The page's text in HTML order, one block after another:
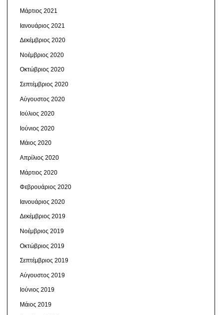
Μάρτιος 2021
Ιανουάριος 2021
Δεκέμβριος 2020
Νοέμβριος 2020
Οκτώβριος 2020
Σεπτέμβριος 2020
Αύγουστος 2020
Ιούλιος 2020
Ιούνιος 2020
Μάιος 2020
Απρίλιος 2020
Μάρτιος 2020
Φεβρουάριος 2020
Ιανουάριος 2020
Δεκέμβριος 2019
Νοέμβριος 2019
Οκτώβριος 2019
Σεπτέμβριος 2019
Αύγουστος 2019
Ιούνιος 2019
Μάιος 2019